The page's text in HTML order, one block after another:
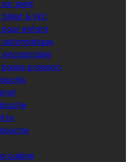
pied
bidet & WC
pour enfant
automatique
encastrable
pression
cuisine